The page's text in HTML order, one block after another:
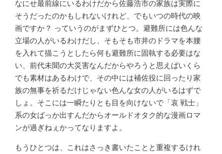
なにせ最前線にいるわけだから佐藤浩市の家族は実際に
そうだったのかもしれないけれど、でもいつの時代の映
画ですか？ っていうのがまずひとつ。避難所には色んな
立場の人がいるわけだし、そもそも市井のドラマを本腰
を入れて描こうとしたら何も避難所に固執する必要はな
い、前代未聞の大災害なんだからやろうと思えばいくら
でも素材はあるわけで、その中には補佐役に回ったり家
族の無事を祈るだけじゃない色んな女の人がいるはずで
しょ。そこには一瞬たりとも目を向けないで「哀 戦士」
系の女ばっか出すんだからオールドオタク的な漫画ロマ
ンが過ぎねぇかってなりますよ。
もうひとつは、これはさっき書いたことと重複するけれ